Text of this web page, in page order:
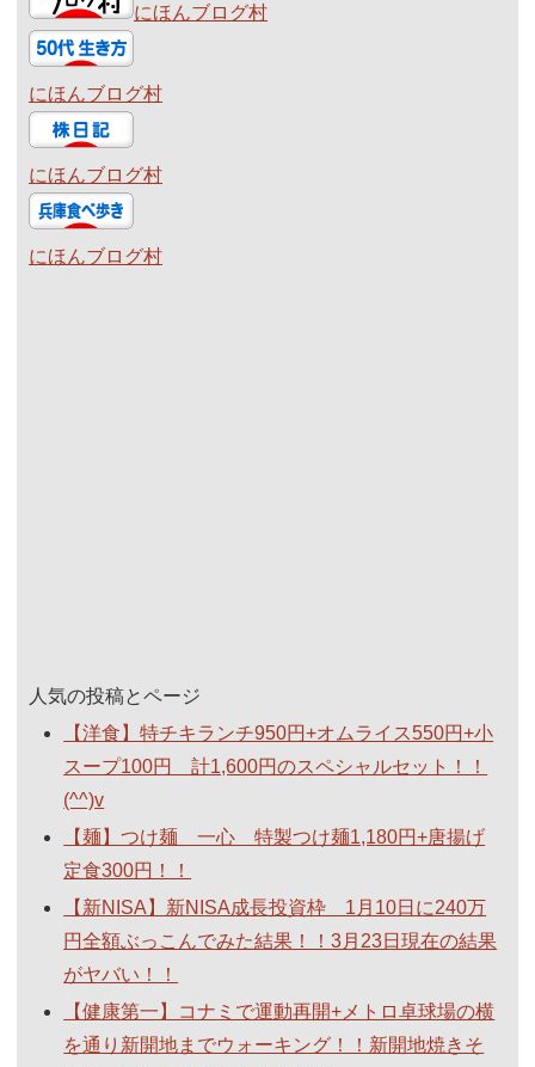
にほんブログ村
にほんブログ村
にほんブログ村
にほんブログ村
人気の投稿とページ
【洋食】特チキランチ950円+オムライス550円+小
スープ100円 計1,600円のスペシャルセット！！
(^^)v
【麺】つけ麺 一心 特製つけ麺1,180円+唐揚げ
定食300円！！
【新NISA】新NISA成長投資枠 1月10日に240万
円全額ぶっこんでみた結果！！3月23日現在の結果
がヤバい！！
【健康第一】コナミで運動再開+メトロ卓球場の横
を通り新開地までウォーキング！！新開地焼きそ